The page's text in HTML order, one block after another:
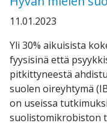
11.01.2023
Yli 30% aikuisista
fyysisinä että
pitkittyneestä
suolen oireyhtymä
on useissa
suolistomikrobiston